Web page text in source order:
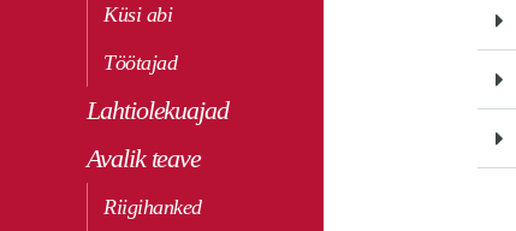
Küsi abi
Töötajad
Lahtiolekuajad
Avalik teave
Riigihanked